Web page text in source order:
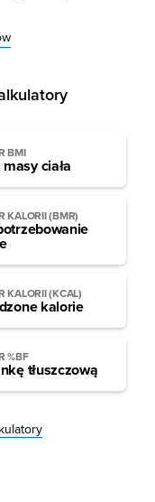
BMI
ciała
KALORII (BMR)
KALORII (KCAL)
kalorie
%BF
tłuszczową